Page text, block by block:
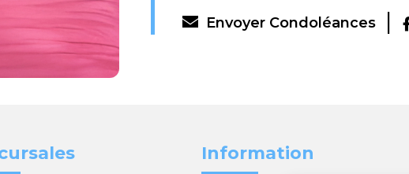
Envoyer Condoléances
Information